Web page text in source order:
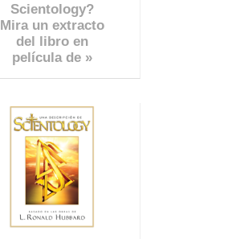
Scientology?
Mira un extracto
del libro en
película de »